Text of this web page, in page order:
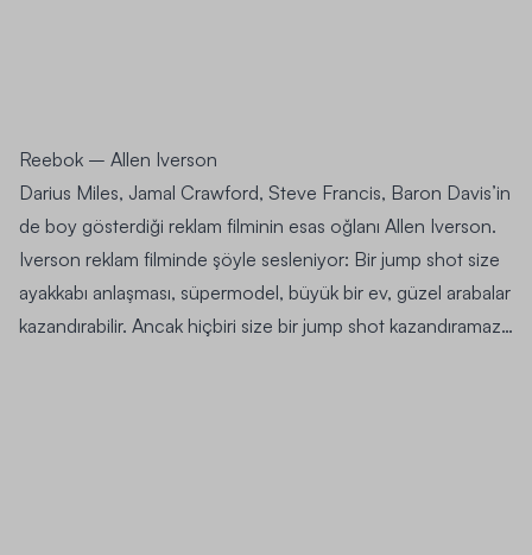
Reebok – Allen Iverson
Darius Miles, Jamal Crawford, Steve Francis, Baron Davis’in
de boy gösterdiği reklam filminin esas oğlanı Allen Iverson.
Iverson reklam filminde şöyle sesleniyor: Bir jump shot size
ayakkabı anlaşması, süpermodel, büyük bir ev, güzel arabalar
kazandırabilir. Ancak hiçbiri size bir jump shot kazandıramaz…